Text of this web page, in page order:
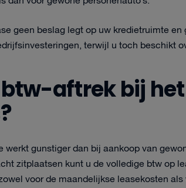
geen beslag legt op uw kredietruimte
terwijl u toch beschikt
aftrek bij
werkt gunstiger dan bij aankoop van
zitplaatsen kunt u de volledige btw op
voor de maandelijkse leasekosten